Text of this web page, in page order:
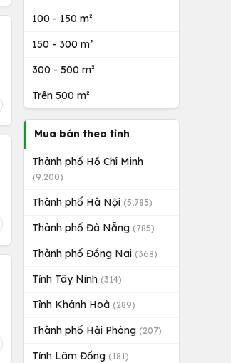
100 - 150 m²
150 - 300 m²
300 - 500 m²
Trên 500 m²
Mua bán theo tỉnh
Thành phố Hồ Chí Minh
(9,200)
Thành phố Hà Nội (5,785)
Thành phố Đà Nẵng (785)
Thành phố Đồng Nai (368)
Tỉnh Tây Ninh (314)
Tỉnh Khánh Hoà (289)
Thành phố Hải Phòng (207)
Tỉnh Lâm Đồng (181)